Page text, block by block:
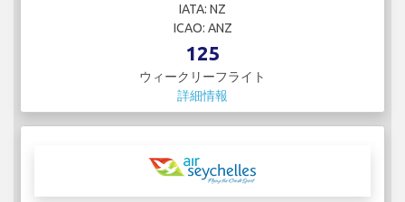
IATA: NZ
ICAO: ANZ
125
ウィークリーフライト
詳細情報